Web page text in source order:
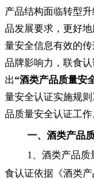
产品结构面临转型
品发展要求，更好
量安全信息有效的
品牌影响力，联食
出“酒类产品质量安
量安全认证实施规
品质量安全认证工作
一、 酒类产品
1、 酒类产品质
食认证依据《酒类